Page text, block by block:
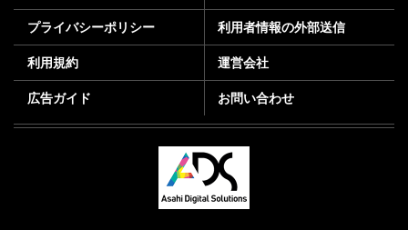
プライバシーポリシー 利用者情報の外部送信
利用規約 運営会社
広告ガイド お問い合わせ